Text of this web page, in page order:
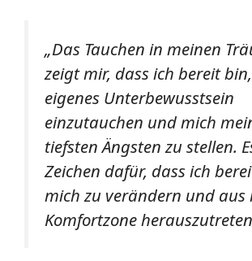
„Das Tauchen in meinen
zeigt mir, dass ich bereit
eigenes Unterbewusstsein
einzutauchen und mich
tiefsten Ängsten zu stellen.
Zeichen dafür, dass ich
mich zu verändern und aus
Komfortzone